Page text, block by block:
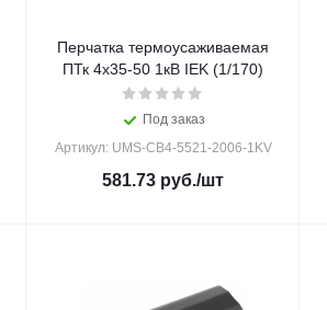
Перчатка термоусаживаемая
ПТк 4х35-50 1кВ IEK (1/170)
Под заказ
Артикул: UMS-CB4-5521-2006-1KV
581.73 руб./шт